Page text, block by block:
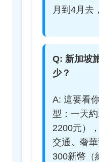
月到4月去
Q: 新加坡
少？
A: 這要看
型：一天
2200元）
交通。奢
300新幣（